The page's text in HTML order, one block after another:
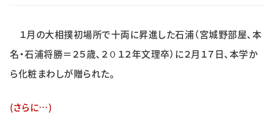
付属校
スポーツ
１月の大相撲初場所で十両に昇進した石浦（宮城野部屋、本
名・石浦将勝＝２５歳、２０１２年文理卒）に２月１７日、本学か
ら化粧まわしが贈られた。
(さらに…)